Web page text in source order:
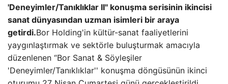
'Deneyimler/Tanıklıklar II'' konuşma serisinin ikincisi
sanat dünyasından uzman isimleri bir araya
getirdi.Bor Holding'in kültür-sanat faaliyetlerini
yaygınlaştırmak ve sektörle buluşturmak amacıyla
düzenlenen “Bor Sanat & Söyleşiler
'Deneyimler/Tanıklıklar'' konuşma döngüsünün ikinci